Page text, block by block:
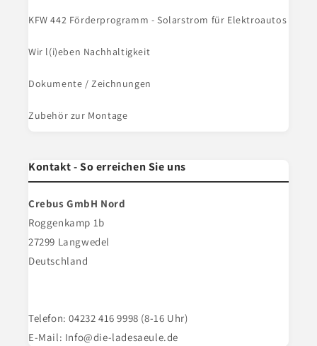
KFW 442 Förderprogramm - Solarstrom für Elektroautos
Wir l(i)eben Nachhaltigkeit
Dokumente / Zeichnungen
Zubehör zur Montage
Kontakt - So erreichen Sie uns
Crebus GmbH Nord
Roggenkamp 1b
27299 Langwedel
Deutschland
Telefon: 04232 416 9998 (8-16 Uhr)
E-Mail: Info@die-ladesaeule.de